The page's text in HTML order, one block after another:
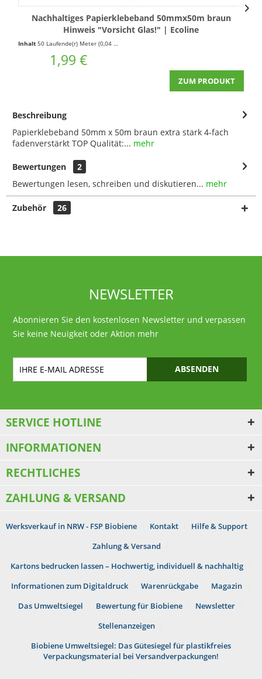
Nachhaltiges Papierklebeband 50mmx50m braun
Hinweis "Vorsicht Glas!" | Ecoline
Inhalt 50 Laufende(r) Meter (0,04 € * / 1 Laufende(r) Meter)
1,99 €
ZUM PRODUKT
Beschreibung
Papierklebeband 50mm x 50m braun extra stark 4-fach
fadenverstärkt TOP Qualität:... mehr
Bewertungen
2
Bewertungen lesen, schreiben und diskutieren... mehr
Zubehör 26
NEWSLETTER
Abonnieren Sie den kostenlosen Newsletter und verpassen
Sie keine Neuigkeit oder Aktion mehr
ABSENDEN
SERVICE HOTLINE
INFORMATIONEN
RECHTLICHES
ZAHLUNG & VERSAND
Werksverkauf in NRW - FSP Biobiene Kontakt
Hilfe & Support
Zahlung & Versand
Kartons bedrucken lassen – Hochwertig, individuell & nachhaltig
Informationen zum Digitaldruck
Warenrückgabe
Magazin
Das Umweltsiegel
Bewertung für Biobiene
Newsletter
Stellenanzeigen
Biobiene Umweltsiegel: Das Gütesiegel für plastikfreies
Verpackungsmaterial bei Versandverpackungen!